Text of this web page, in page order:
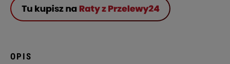
OPIS